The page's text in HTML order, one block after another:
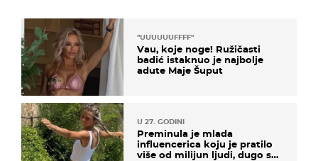
"UUUUUUFFFF"
Vau, koje noge! Ružičasti
badić istaknuo je najbolje
adute Maje Šuput
U 27. GODINI
Preminula je mlada
influencerica koju je pratilo
više od milijun ljudi, dugo se